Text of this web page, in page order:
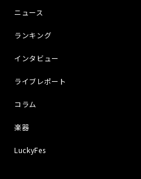
ニュース
ランキング
インタビュー
ライブレポート
コラム
楽器
LuckyFes